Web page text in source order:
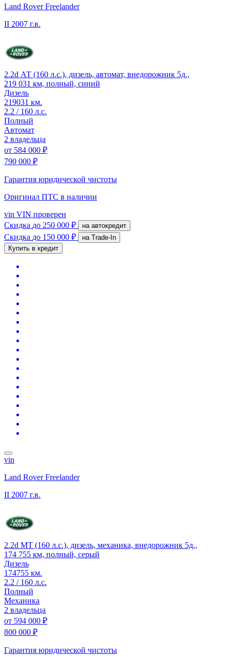
Land Rover Freelander
II 2007 г.в.
2.2d АТ (160 л.с.), дизель, автомат, внедорожник 5д.,
219 031 км, полный, синий
Дизель
219031 км.
2.2 / 160 л.с.
Полный
Автомат
2 владельца
от 584 000 ₽
790 000 ₽
Гарантия юридической чистоты
Оригинал ПТС в наличии
vin VIN проверен
Скидка до 250 000 ₽ на автокредит
Скидка до 150 000 ₽
на Trade-In
Купить в кредит
vin
Land Rover Freelander
II 2007 г.в.
2.2d MT (160 л.с.), дизель, механика, внедорожник 5д.,
174 755 км, полный, серый
Дизель
174755 км.
2.2 / 160 л.с.
Полный
Механика
2 владельца
от 594 000 ₽
800 000 ₽
Гарантия юридической чистоты